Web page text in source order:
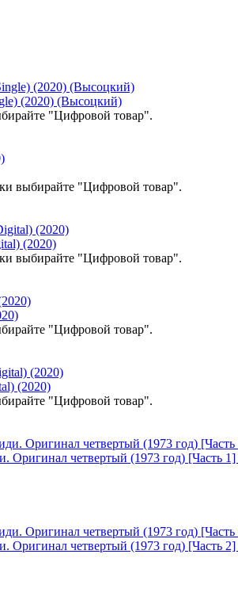
(2020) (Высоцкий)
"Цифровой товар".
выбирайте "Цифровой товар".
(2020)
выбирайте "Цифровой товар".
"Цифровой товар".
(2020)
"Цифровой товар".
четвертый (1973 год) [Часть
четвертый (1973 год) [Часть